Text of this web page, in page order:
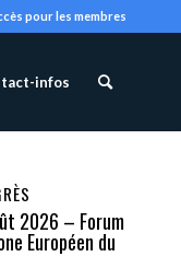
pour les membres
infos
2026 – Forum
Européen du